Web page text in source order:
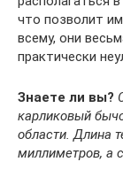
что позволит
всему, они
практически
Знаете ли вы?
карликовый
области. Длина
миллиметров, а